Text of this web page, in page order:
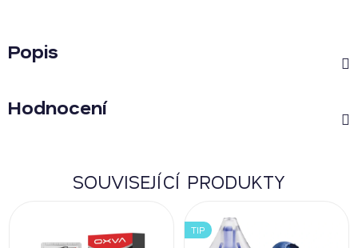
Popis
Hodnocení
SOUVISEJÍCÍ PRODUKTY
TIP